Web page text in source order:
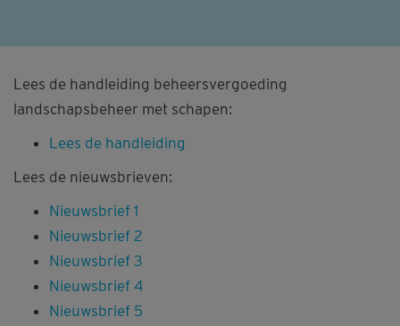
Lees de handleiding beheersvergoeding
landschapsbeheer met schapen:
Lees de handleiding
Lees de nieuwsbrieven:
Nieuwsbrief 1
Nieuwsbrief 2
Nieuwsbrief 3
Nieuwsbrief 4
Nieuwsbrief 5